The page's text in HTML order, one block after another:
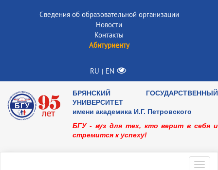
Сведения об образовательной организации
Новости
Контакты
Абитуриенту
RU | EN
БРЯНСКИЙ ГОСУДАРСТВЕННЫЙ
УНИВЕРСИТЕТ
имени академика И.Г. Петровского
БГУ - вуз для тех, кто верит в себя и
стремится к успеху!